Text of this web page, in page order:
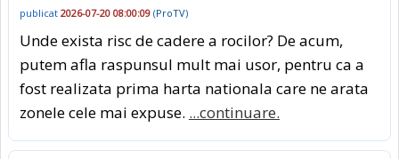
publicat 2026-07-20 08:00:09 (ProTV)
Unde exista risc de cadere a rocilor? De acum,
putem afla raspunsul mult mai usor, pentru ca a
fost realizata prima harta nationala care ne arata
zonele cele mai expuse. ...continuare.